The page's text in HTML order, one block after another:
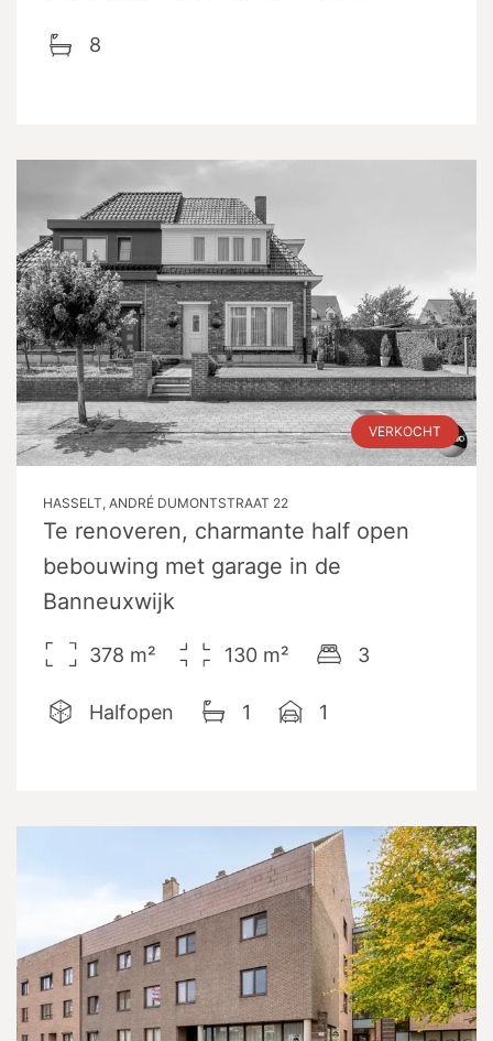
8
VERKOCHT
HASSELT, ANDRÉ DUMONTSTRAAT 22
Te renoveren, charmante half open
bebouwing met garage in de
Banneuxwijk
378 m² 130 m² 3
Halfopen 1 1